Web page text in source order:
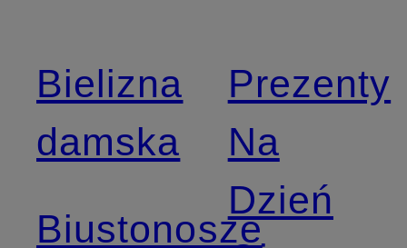
Bielizna
damska
Biustonosze
Prezenty
Na
Dzień